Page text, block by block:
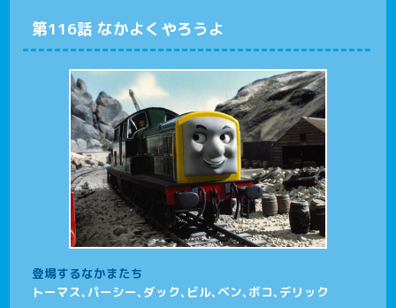
第116話 なかよくやろうよ
登場するなかまたち
トーマス、パーシー、ダック、ビル、ベン、ボコ、デリック